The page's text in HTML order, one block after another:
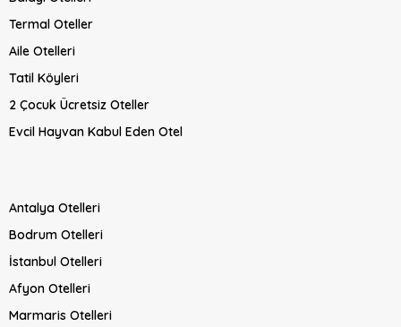
Termal Oteller
Aile Otelleri
Tatil Köyleri
2 Çocuk Ücretsiz Oteller
Evcil Hayvan Kabul Eden Otel
Antalya Otelleri
Bodrum Otelleri
İstanbul Otelleri
Afyon Otelleri
Marmaris Otelleri